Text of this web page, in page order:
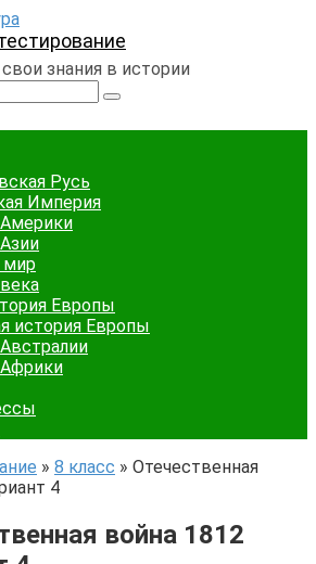
знания в истории
Русь
Империя
мир
Европы
история Европы
» 8 класс » Отечественная
4
война 1812